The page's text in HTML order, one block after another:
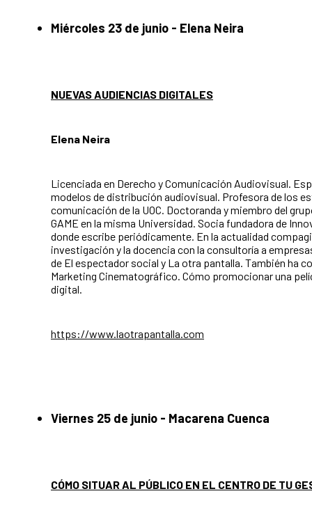
Miércoles 23 de junio - Elena Neira
NUEVAS AUDIENCIAS DIGITALES
Elena Neira
Licenciada en Derecho y Comunicación Audiovisual.
modelos de distribución audiovisual. Profesora de los
comunicación de la UOC. Doctoranda y miembro del
GAME en la misma Universidad. Socia fundadora de
donde escribe periódicamente. En la actualidad
investigación y la docencia con la consultoría a
de El espectador social y La otra pantalla. También ha
Marketing Cinematográfico. Cómo promocionar una
digital.
https://www.laotrapantalla.com
Viernes 25 de junio - Macarena Cuenca
CÓMO SITUAR AL PÚBLICO EN EL CENTRO DE TU